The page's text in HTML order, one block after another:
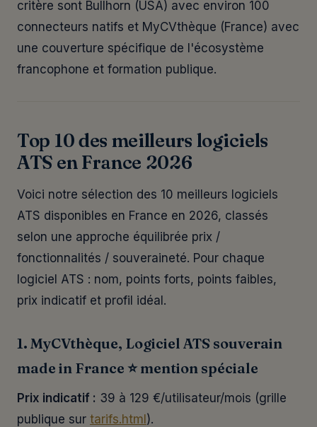
critère sont Bullhorn (USA) avec environ 100
connecteurs natifs et MyCVthèque (France) avec
une couverture spécifique de l'écosystème
francophone et formation publique.
Top 10 des meilleurs logiciels
ATS en France 2026
Voici notre sélection des 10 meilleurs logiciels
ATS disponibles en France en 2026, classés
selon une approche équilibrée prix /
fonctionnalités / souveraineté. Pour chaque
logiciel ATS : nom, points forts, points faibles,
prix indicatif et profil idéal.
1. MyCVthèque, Logiciel ATS souverain
made in France ⭐ mention spéciale
Prix indicatif : 39 à 129 €/utilisateur/mois (grille
publique sur tarifs.html ).